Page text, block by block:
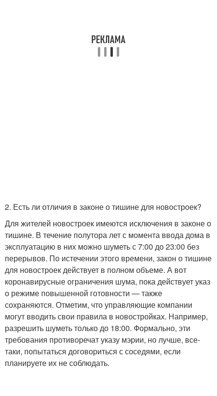
2. Есть ли отличия в законе о тишине для новостроек?
Для жителей новостроек имеются исключения в законе о
тишине. В течение полутора лет с момента ввода дома в
эксплуатацию в них можно шуметь с 7:00 до 23:00 без
перерывов. По истечении этого времени, закон о тишине
для новостроек действует в полном объеме. А вот
коронавирусные ограничения шума, пока действует указ
о режиме повышенной готовности — также
сохраняются. Отметим, что управляющие компании
могут вводить свои правила в новостройках. Например,
разрешить шуметь только до 18:00. Формально, эти
требования противоречат указу мэрии, но лучше, все-
таки, попытаться договориться с соседями, если
планируете их не соблюдать.